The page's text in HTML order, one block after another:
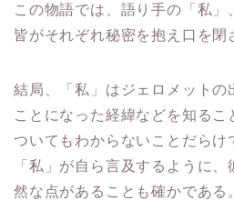
この物語では、語り手の「私」
皆がそれぞれ秘密を抱え口を閉
結局、「私」はジェロメットの
ことになった経緯などを知るこ
ついてもわからないことだらけ
「私」が自ら言及するように
然な点があることも確かである